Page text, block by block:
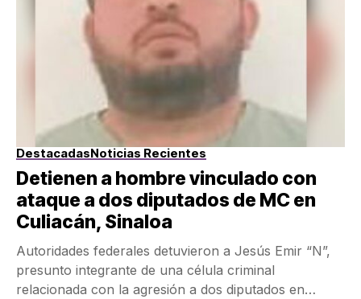
DestacadasNoticias Recientes
Detienen a hombre vinculado con
ataque a dos diputados de MC en
Culiacán, Sinaloa
Autoridades federales detuvieron a Jesús Emir “N”,
presunto integrante de una célula criminal
relacionada con la agresión a dos diputados en